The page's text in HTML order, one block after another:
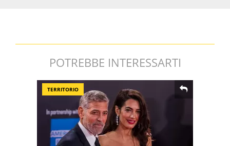
POTREBBE INTERESSARTI
TERRITORIO